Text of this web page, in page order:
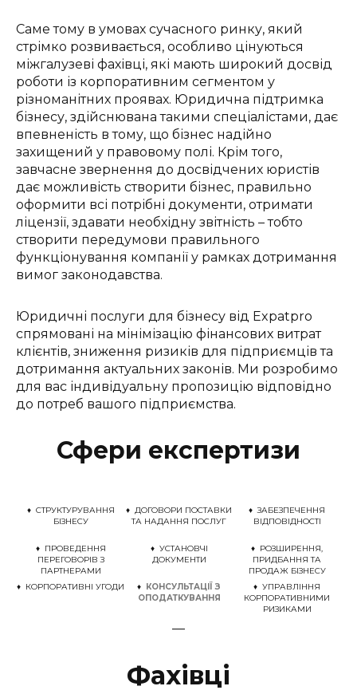
Саме тому в умовах сучасного ринку, який
стрімко розвивається, особливо цінуються
міжгалузеві фахівці, які мають широкий досвід
роботи із корпоративним сегментом у
різноманітних проявах. Юридична підтримка
бізнесу, здійснювана такими спеціалістами, дає
впевненість в тому, що бізнес надійно
захищений у правовому полі. Крім того,
завчасне звернення до досвідчених юристів
дає можливість створити бізнес, правильно
оформити всі потрібні документи, отримати
ліцензії, здавати необхідну звітність – тобто
створити передумови правильного
функціонування компанії у рамках дотримання
вимог законодавства.
Юридичні послуги для бізнесу від Expatpro
спрямовані на мінімізацію фінансових витрат
клієнтів, зниження ризиків для підприємців та
дотримання актуальних законів. Ми розробимо
для вас індивідуальну пропозицію відповідно
до потреб вашого підприємства.
Сфери експертизи
♦ СТРУКТУРУВАННЯ
БІЗНЕСУ
♦ ДОГОВОРИ ПОСТАВКИ
ТА НАДАННЯ ПОСЛУГ
♦ ЗАБЕЗПЕЧЕННЯ
ВІДПОВІДНОСТІ
♦ ПРОВЕДЕННЯ
ПЕРЕГОВОРІВ З
ПАРТНЕРАМИ
♦ УСТАНОВЧІ
ДОКУМЕНТИ
♦ РОЗШИРЕННЯ,
ПРИДБАННЯ ТА
ПРОДАЖ БІЗНЕСУ
♦ КОРПОРАТИВНІ УГОДИ
♦ КОНСУЛЬТАЦІЇ З
ОПОДАТКУВАННЯ
♦ УПРАВЛІННЯ
КОРПОРАТИВНИМИ
РИЗИКАМИ
—
Фахівці